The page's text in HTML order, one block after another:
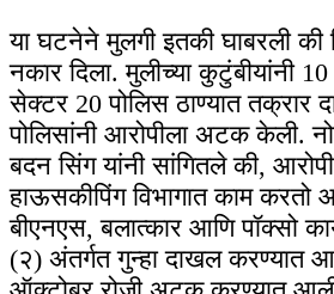
या घटनेने मुलगी इतकी घाबरली की
नकार दिला. मुलीच्या कुटुंबीयांनी
सेक्टर 20 पोलिस ठाण्यात तक्रार
पोलिसांनी आरोपीला अटक केली.
बदन सिंग यांनी सांगितले की,
हाऊसकीपिंग विभागात काम करतो
बीएनएस, बलात्कार आणि पॉक्सो
(२) अंतर्गत गुन्हा दाखल करण्यात